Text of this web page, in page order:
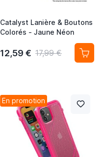
Catalyst Lanière & Boutons
Colorés - Jaune Néon
12,59 € 17,99 €
En promotion